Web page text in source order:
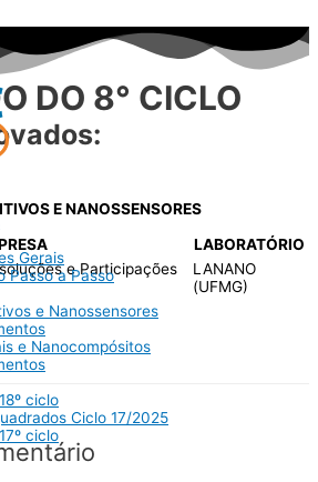
Gerais
Passo a Passo
e Nanossensores
e Nanocompósitos
ciclo
Ciclo 17/2025
ciclo
DO 8° CICLO
E NANOSSENSORES
LABORATÓRIO
e Participações
LANANO
(UFMG)